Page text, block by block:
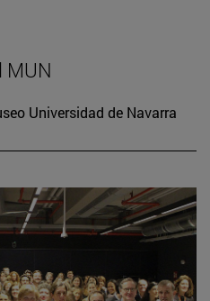
MUN
Universidad de Navarra